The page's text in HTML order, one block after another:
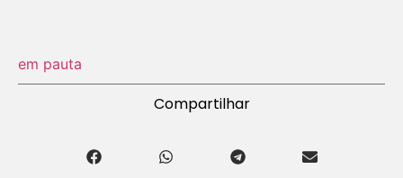
em pauta
Compartilhar